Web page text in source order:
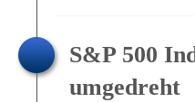
S&P 500
umgedreht